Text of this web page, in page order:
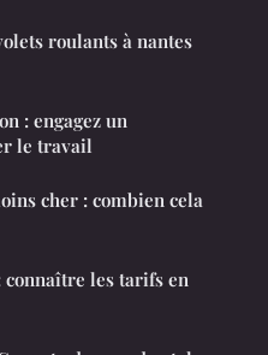
roulants à nantes
: engagez un
le travail
cher : combien cela
les tarifs en